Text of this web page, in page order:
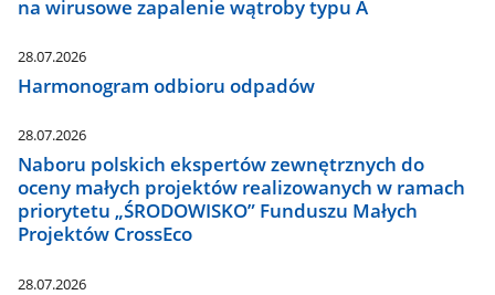
na wirusowe zapalenie wątroby typu A
28.07.2026
Harmonogram odbioru odpadów
28.07.2026
Naboru polskich ekspertów zewnętrznych do
oceny małych projektów realizowanych w ramach
priorytetu „ŚRODOWISKO” Funduszu Małych
Projektów CrossEco
28.07.2026